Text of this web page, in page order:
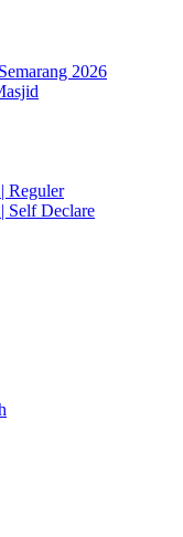
2026
Reguler
Self Declare